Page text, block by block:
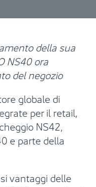
della sua
NS40 ora
del negozio
globale di
per il retail,
NS42,
e parte della
vantaggi delle